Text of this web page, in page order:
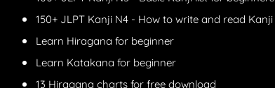
150+ JLPT Kanji N4 - How to write and read Kanji
Learn Hiragana for beginner
Learn Katakana for beginner
13 Hiragana charts for free download